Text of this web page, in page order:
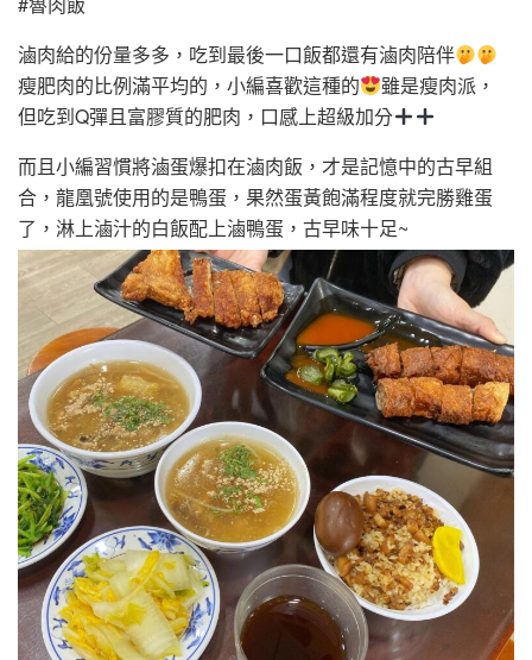
滷肉給的份量多多，吃到最後一口飯都還有滷肉陪伴
瘦肥肉的比例滿平均的，小編喜歡這種的
雖是瘦肉派，
但吃到Q彈且富膠質的肥肉，口感上超級加分
而且小編習慣將滷蛋爆扣在滷肉飯，才是記憶中的古早組
合，龍凰號使用的是鴨蛋，果然蛋黃飽滿程度就完勝雞蛋
了，淋上滷汁的白飯配上滷鴨蛋，古早味十足~